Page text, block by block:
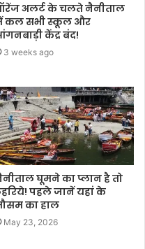
अलर्ट के चलते नैनीताल
कल सभी स्कूल और
केंद्र बंद!
3 weeks ago
घूमने का प्लान है तो
पहले जानें यहां के
का हाल
May 23, 2026